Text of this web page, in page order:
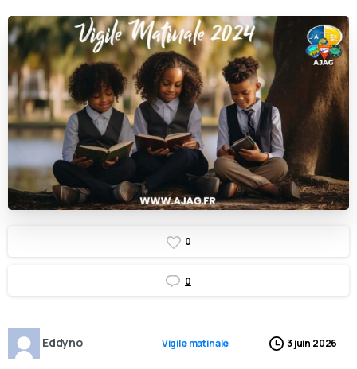
0
0
Eddyno Vigile matinale 3 juin 2026